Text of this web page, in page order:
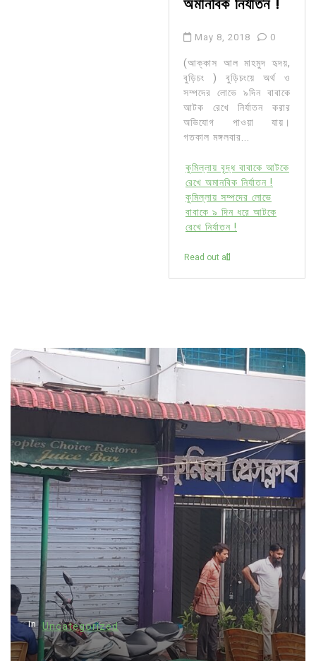
অমানবিক নির্যাতন !
May 8, 2018 0
(আক্কাস আল মাহমুদ হৃদয়,
বুড়িচং ) বুড়িচংয়ে অর্থ ও
সম্পদের লোভে ৯দিন বাবাকে
আটক রেখে নির্যাতন করার
অভিযোগ পাওয়া যায়।
গতকাল মঙ্গলবার...
কুমিল্লায় বৃদ্ধ বাবাকে আটকে
রেখে অমানবিক নির্যাতন !
কুমিল্লায় সম্পদের লোভে
বাবাকে ৯ দিন ধরে আটকে
রেখে নির্যাতন !
Read out all
In Uncategorized